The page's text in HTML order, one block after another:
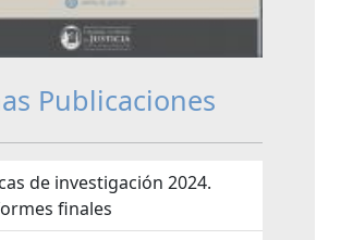
Publicaciones
de investigación 2024.
finales